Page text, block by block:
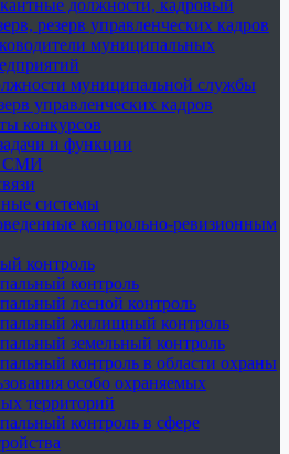
должности, кадровый
резерв управленческих кадров
муниципальных
муниципальной службы
управленческих кадров
конкурсов
и функции
СМИ
системы
контрольно-ревизионным
контроль
контроль
лесной контроль
жилищный контроль
земельный контроль
контроль в области охраны
особо охраняемых
территорий
контроль в сфере